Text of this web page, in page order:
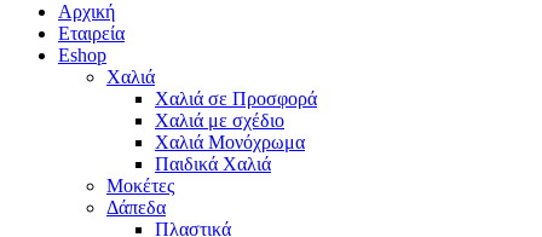
Αρχική
Εταιρεία
Eshop
Χαλιά
Χαλιά σε Προσφορά
Χαλιά με σχέδιο
Χαλιά Μονόχρωμα
Παιδικά Χαλιά
Μοκέτες
Δάπεδα
Πλαστικά